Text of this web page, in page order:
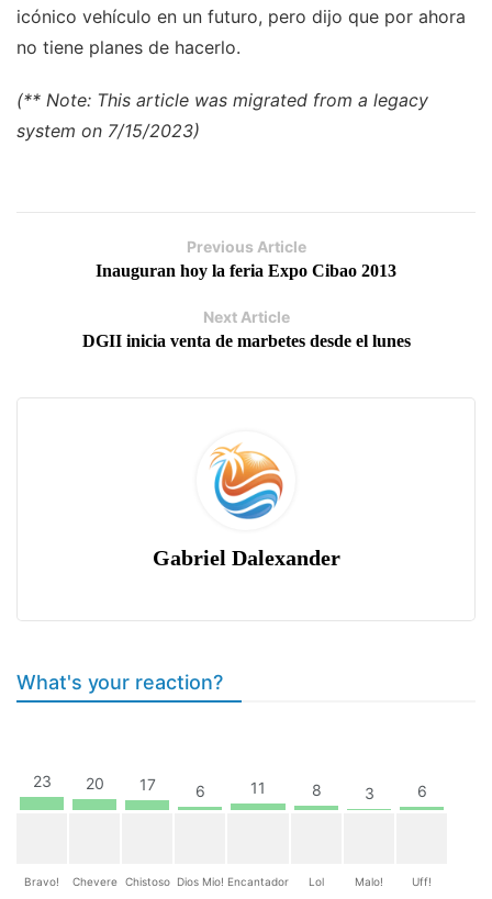
icónico vehículo en un futuro, pero dijo que por ahora
no tiene planes de hacerlo.
(** Note: This article was migrated from a legacy
system on 7/15/2023)
Previous Article
Inauguran hoy la feria Expo Cibao 2013
Next Article
DGII inicia venta de marbetes desde el lunes
Gabriel Dalexander
What's your reaction?
23
Bravo!
20
Chevere
17
Chistoso
6
Dios Mio!
11
Encantador
8
Lol
3
Malo!
6
Uff!